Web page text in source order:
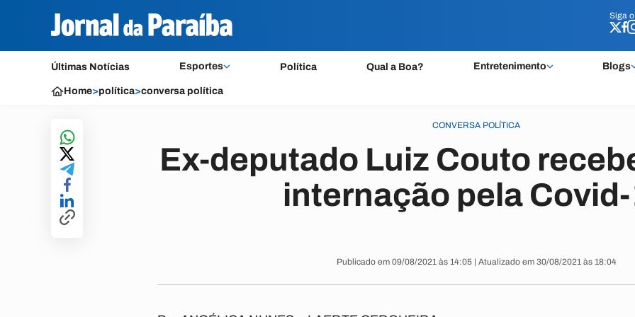
Siga o
Últimas Notícias Esportes Política Qual a Boa? Entretenimento Blogs
Siga o
Home>política>conversa política
CONVERSA POLÍTICA
Ex-deputado Luiz Couto
internação pela
Publicado em 09/08/2021 às 14:05 | Atualizado em 30/08/2021 às 18:04